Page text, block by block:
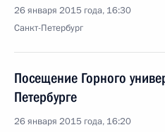
26 января 2015 года, 16:30
Санкт-Петербург
Посещение Горного
Петербурге
26 января 2015 года, 16:20